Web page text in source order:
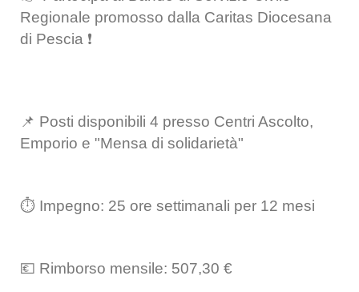
Regionale promosso dalla Caritas Diocesana
di Pescia ❗
📌 Posti disponibili 4 presso Centri Ascolto,
Emporio e "Mensa di solidarietà"
⏱️ Impegno: 25 ore settimanali per 12 mesi
💶 Rimborso mensile: 507,30 €